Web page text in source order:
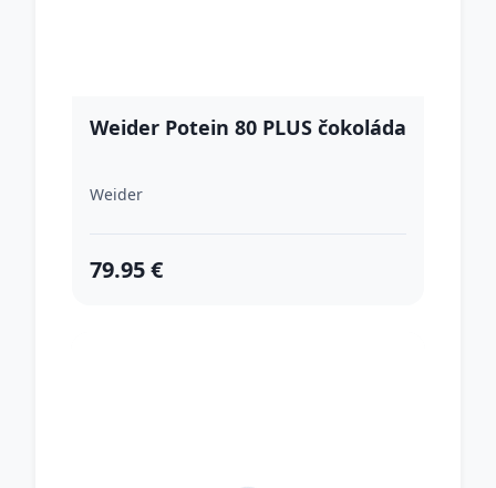
Weider Potein 80 PLUS čokoláda
Weider
79.95 €